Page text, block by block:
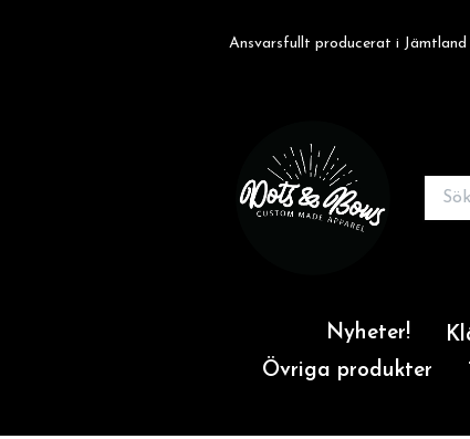
Ansvarsfullt producerat i Jämtland
Nyheter!
Övriga produkter